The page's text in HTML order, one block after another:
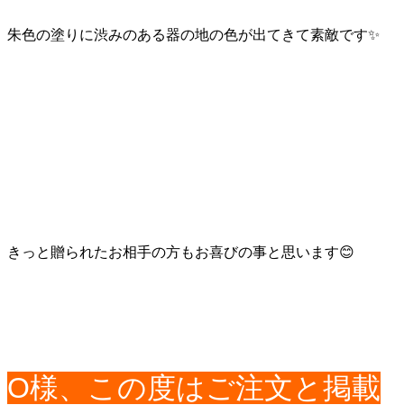
朱色の塗りに渋みのある器の地の色が出てきて素敵です✨
きっと贈られたお相手の方もお喜びの事と思います😊
O様、この度はご注文と掲載